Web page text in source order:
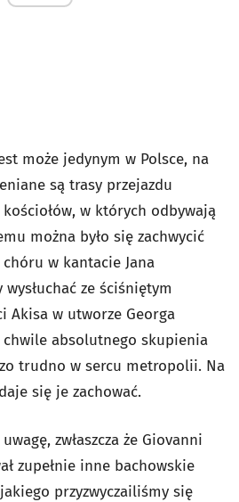
może jedynym w Polsce, na
są trasy przejazdu
w których odbywają
można było się zachwycić
w kantacie Jana
wysłuchać ze ściśniętym
Akisa w utworze Georga
chwile absolutnego skupienia
trudno w sercu metropolii. Na
się je zachować.
zwłaszcza że Giovanni
zupełnie inne bachowskie
przyzwyczailiśmy się